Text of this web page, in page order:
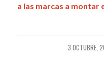
a las marcas a montar
3 OCTUBRE,
/